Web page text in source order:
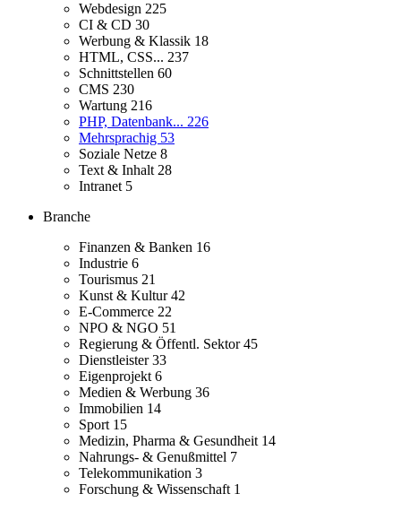
Webdesign 225
CI & CD 30
Werbung & Klassik 18
HTML, CSS... 237
Schnittstellen 60
CMS 230
Wartung 216
PHP, Datenbank... 226
Mehrsprachig 53
Soziale Netze 8
Text & Inhalt 28
Intranet 5
Branche
Finanzen & Banken 16
Industrie 6
Tourismus 21
Kunst & Kultur42
E-Commerce 22
NPO & NGO 51
Regierung & Öffentl. Sektor45
Dienstleister33
Eigenprojekt 6
Medien & Werbung 36
Immobilien 14
Sport 15
Medizin, Pharma & Gesundheit 14
Nahrungs- & Genußmittel 7
Telekommunikation 3
Forschung & Wissenschaft 1